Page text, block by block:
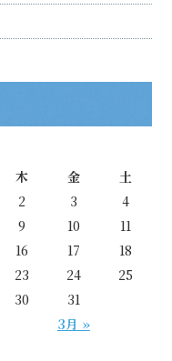
木 金 土
3月 »
2 3
4
9 10
11
16 17
18
23 24
25
30 31